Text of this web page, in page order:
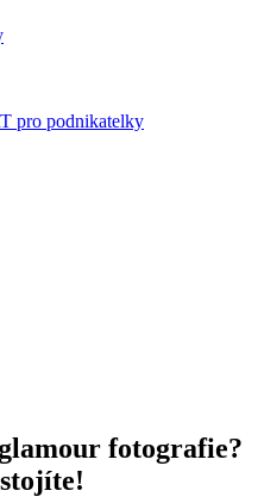
pro podnikatelky
fotografie?